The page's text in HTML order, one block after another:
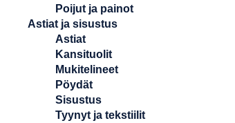
Poijut ja painot
Astiat ja sisustus
Astiat
Kansituolit
Mukitelineet
Pöydät
Sisustus
Tyynyt ja tekstiilit